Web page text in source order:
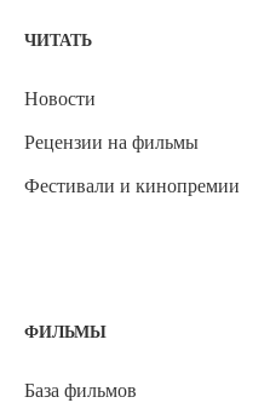
ЧИТАТЬ
Новости
Рецензии на фильмы
Фестивали и кинопремии
ФИЛЬМЫ
База фильмов